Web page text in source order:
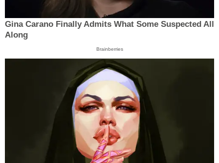
Gina Carano Finally Admits What Some Suspected All
Along
Brainberries